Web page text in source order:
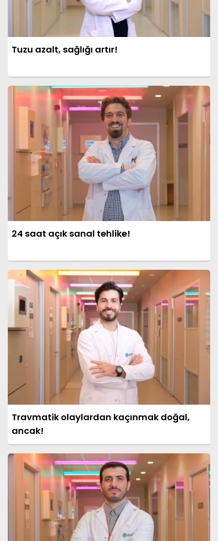
Tuzu azalt, sağlığı artır!
24 saat açık sanal tehlike!
Travmatik olaylardan kaçınmak doğal,
ancak!